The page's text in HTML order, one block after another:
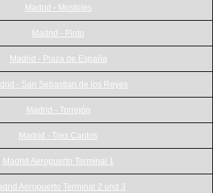
Madrid - Mostoles
Madrid - Pinto
Madrid - Plaza de España
- San Sebastian de los Reyes
Madrid - Torrejón
Madrid - Tres Cantos
Madrid Aeropuerto Terminal 1
Aeropuerto Terminal 2 und 3